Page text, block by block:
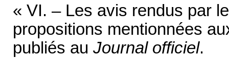
« VI. – Les avis rendus par
propositions mentionnées
publiés au Journal officiel.